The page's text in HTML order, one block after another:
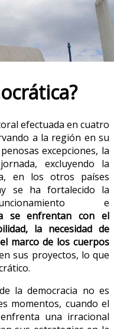
efectuada en cuatro
a la región en su
excepciones, la
excluyendo la
en los otros países
se ha fortalecido la
e
se enfrentan con el
la necesidad de
marco de los cuerpos
sus proyectos, lo que
la democracia no es
momentos, cuando el
una irracional